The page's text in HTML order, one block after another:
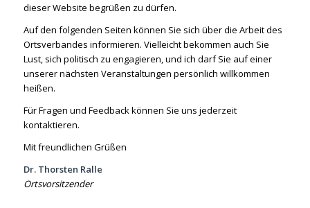
dieser Website begrüßen zu dürfen.
Auf den folgenden Seiten können Sie sich über die Arbeit des
Ortsverbandes informieren. Vielleicht bekommen auch Sie
Lust, sich politisch zu engagieren, und ich darf Sie auf einer
unserer nächsten Veranstaltungen persönlich willkommen
heißen.
Für Fragen und Feedback können Sie uns jederzeit
kontaktieren.
Mit freundlichen Grüßen
Dr. Thorsten Ralle
Ortsvorsitzender